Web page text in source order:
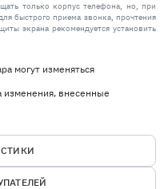
только корпус телефона, но, при
быстрого приема звонка, прочтения
экрана рекомендуется установить
могут изменяться
изменения, внесенные